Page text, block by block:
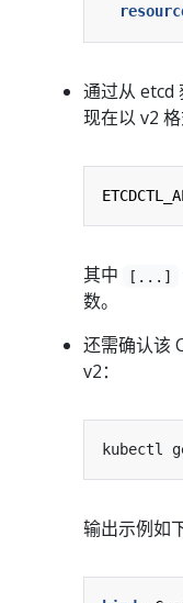
通过从 etcd
现在以 v2 格
其中 [...]
数。
还需确认该
v2：
输出示例如下